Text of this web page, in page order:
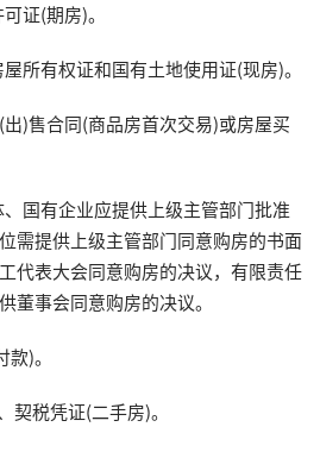
证(期房)。
有权证和国有土地使用证(现房)。
售合同(商品房首次交易)或房屋买
有企业应提供上级主管部门批准
需提供上级主管部门同意购房的书面
代表大会同意购房的决议，有限责任
董事会同意购房的决议。
)。
税凭证(二手房)。